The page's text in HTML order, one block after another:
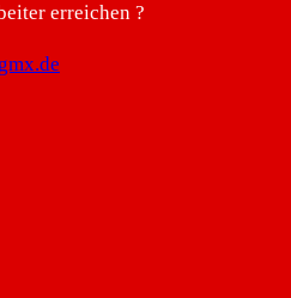
erreichen ?